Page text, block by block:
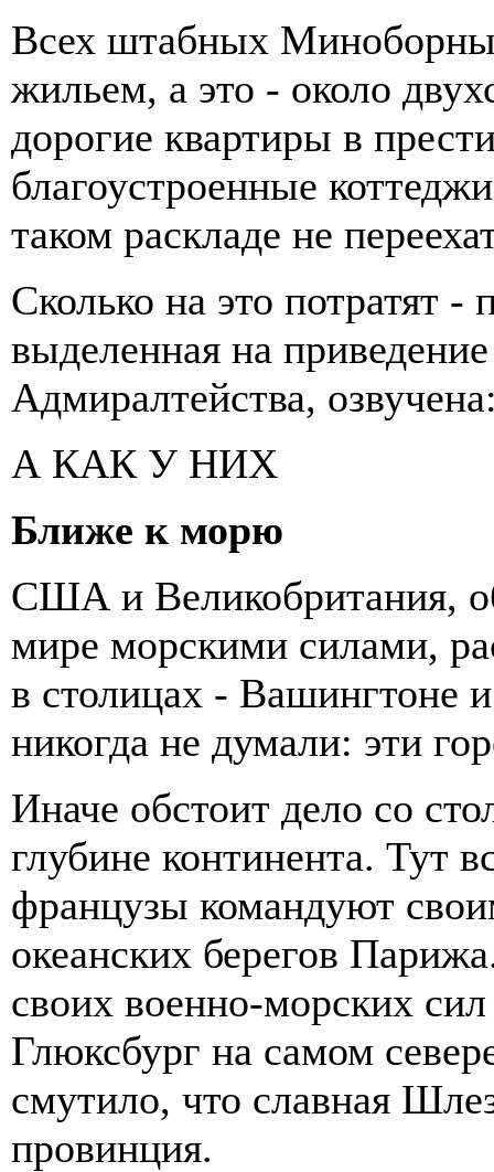
Всех штабных Миноборны
жильем, а это - около
дорогие квартиры в
благоустроенные
таком раскладе не
Сколько на это потратят
выделенная на
Адмиралтейства,
А КАК У НИХ
Ближе к морю
США и Великобритания,
мире морскими силами,
в столицах - Вашингтоне
никогда не думали: эти
Иначе обстоит дело со
глубине континента. Тут
французы командуют
океанских берегов
своих военно-морских
Глюксбург на самом
смутило, что славная
провинция.